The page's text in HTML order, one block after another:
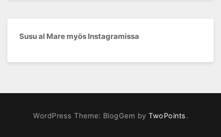
Susu al Mare myös Instagramissa
WordPress Theme: BlogGem by TwoPoints.